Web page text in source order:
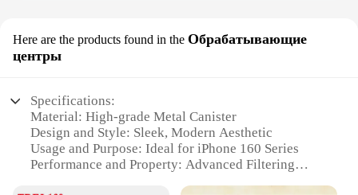
Here are the products found in the Обрабатывающие
центры
Specifications:
Material: High-grade Metal Canister
Design and Style: Sleek, Modern Aesthetic
Usage and Purpose: Ideal for iPhone 160 Series
Performance and Property: Advanced Filtering